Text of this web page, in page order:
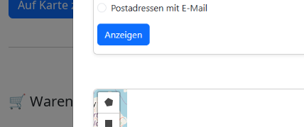
Auf Karte zeigen
🛒 Warenkorb